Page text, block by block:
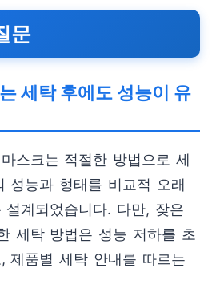
문
세탁 후에도 성능이 유
스크는 적절한 방법으로 세
성능과 형태를 비교적 오래
계되었습니다. 다만, 잦은
세탁 방법은 성능 저하를 초
제품별 세탁 안내를 따르는